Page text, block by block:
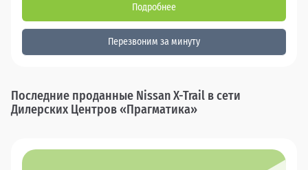
Подробнее
Перезвоним за минуту
Последние проданные Nissan X-Trail в сети
Дилерских Центров «Прагматика»